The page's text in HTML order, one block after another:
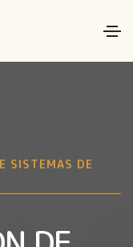
SISTEMAS DE